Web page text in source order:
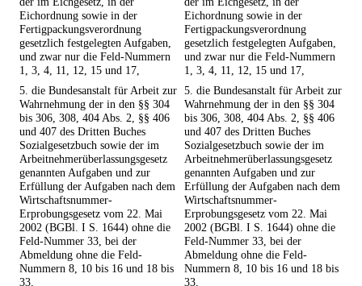
Eichordnung sowie in der
Fertigpackungsverordnung
gesetzlich festgelegten Aufgaben,
und zwar nur die Feld-Nummern
1, 3, 4, 11, 12, 15 und 17,
Eichordnung sowie in der
Fertigpackungsverordnung
gesetzlich festgelegten Aufgaben,
und zwar nur die Feld-Nummern
1, 3, 4, 11, 12, 15 und 17,
5. die Bundesanstalt für Arbeit zur
Wahrnehmung der in den §§ 304
bis 306, 308, 404 Abs. 2, §§ 406
und 407 des Dritten Buches
Sozialgesetzbuch sowie der im
Arbeitnehmerüberlassungsgesetz
genannten Aufgaben und zur
Erfüllung der Aufgaben nach dem
Wirtschaftsnummer-
Erprobungsgesetz vom 22. Mai
2002 (BGBl. I S. 1644) ohne die
Feld-Nummer 33, bei der
Abmeldung ohne die Feld-
Nummern 8, 10 bis 16 und 18 bis
33,
5. die Bundesanstalt für Arbeit zur
Wahrnehmung der in den §§ 304
bis 306, 308, 404 Abs. 2, §§ 406
und 407 des Dritten Buches
Sozialgesetzbuch sowie der im
Arbeitnehmerüberlassungsgesetz
genannten Aufgaben und zur
Erfüllung der Aufgaben nach dem
Wirtschaftsnummer-
Erprobungsgesetz vom 22. Mai
2002 (BGBl. I S. 1644) ohne die
Feld-Nummer 33, bei der
Abmeldung ohne die Feld-
Nummern 8, 10 bis 16 und 18 bis
33,